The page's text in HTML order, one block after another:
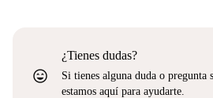
sentiment_very_satisfied
¿Tienes dudas?
Si tienes alguna duda o pregunta
estamos aquí para ayudarte.